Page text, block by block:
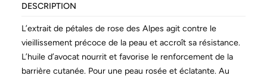
DESCRIPTION
L’extrait de pétales de rose des Alpes agit contre le
vieillissement précoce de la peau et accroît sa résistance.
L’huile d’avocat nourrit et favorise le renforcement de la
barrière cutanée. Pour une peau rosée et éclatante. Au